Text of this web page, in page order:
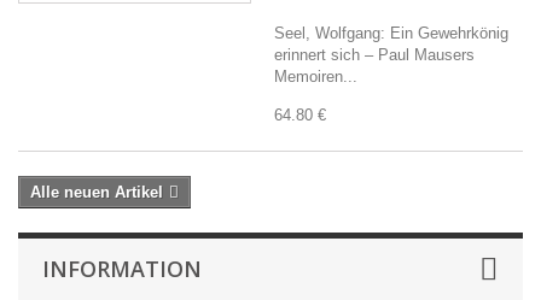
Seel, Wolfgang: Ein Gewehrkönig
erinnert sich – Paul Mausers
Memoiren...
64.80 €
Alle neuen Artikel
INFORMATION